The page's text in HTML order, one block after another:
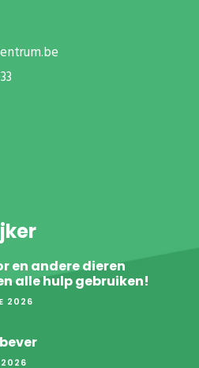
en andere dieren
alle hulp gebruiken!
2026
2026